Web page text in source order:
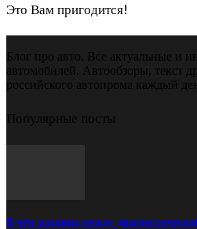
Это Вам пригодится!
Блог про авто. Все актуальные и
автомобилей. Автообзоры, текст
российского автопрома каждый
Популярные посты
В чём разница между